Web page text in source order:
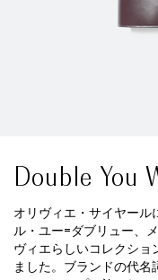
Double You
オリヴィエ・サイヤール
ル・ユー=ダブリュー、
ヴィエらしいコレクショ
ました。ブランドの代